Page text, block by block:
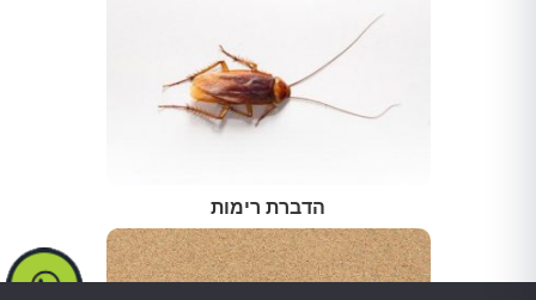
הדברת רימות